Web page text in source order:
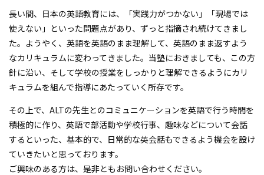
長い間、日本の英語教育には、「実践力がつかない」「現場では
使えない」といった問題点があり、ずっと指摘され続けてきまし
た。ようやく、英語を英語のまま理解して、英語のまま返すよう
なカリキュラムに変わってきました。当塾におきましても、この方
針に沿い、そして学校の授業をしっかりと理解できるようにカリ
キュラムを組んで指導にあたっていく所存です。
その上で、ALTの先生とのコミュニケーションを英語で行う時間を
積極的に作り、英語で部活動や学校行事、趣味などについて会話
するといった、基本的で、日常的な英会話もできるよう機会を設け
ていきたいと思っております。
ご興味のある方は、是非ともお問い合わせください。